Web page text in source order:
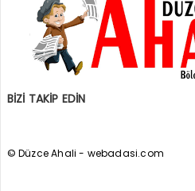
BİZİ TAKİP EDİN
© Düzce Ahali - webadasi.com